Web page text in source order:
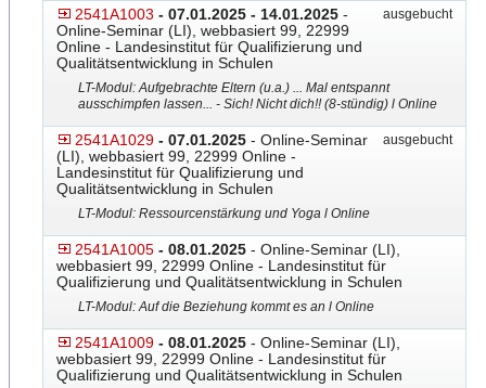
2541A1003 - 07.01.2025 - 14.01.2025 -
Online-Seminar (LI), webbasiert 99, 22999
Online - Landesinstitut für Qualifizierung und
Qualitätsentwicklung in Schulen
ausgebucht
LT-Modul: Aufgebrachte Eltern (u.a.) ... Mal entspannt
ausschimpfen lassen... - Sich! Nicht dich!! (8-stündig) l Online
2541A1029 - 07.01.2025 - Online-Seminar
(LI), webbasiert 99, 22999 Online -
Landesinstitut für Qualifizierung und
Qualitätsentwicklung in Schulen
ausgebucht
LT-Modul: Ressourcenstärkung und Yoga l Online
2541A1005 - 08.01.2025 - Online-Seminar (LI),
webbasiert 99, 22999 Online - Landesinstitut für
Qualifizierung und Qualitätsentwicklung in Schulen
LT-Modul: Auf die Beziehung kommt es an l Online
2541A1009 - 08.01.2025 - Online-Seminar (LI),
webbasiert 99, 22999 Online - Landesinstitut für
Qualifizierung und Qualitätsentwicklung in Schulen